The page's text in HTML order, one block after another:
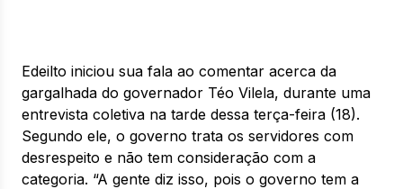
Edeilto iniciou sua fala ao comentar acerca da
gargalhada do governador Téo Vilela, durante uma
entrevista coletiva na tarde dessa terça-feira (18).
Segundo ele, o governo trata os servidores com
desrespeito e não tem consideração com a
categoria. “A gente diz isso, pois o governo tem a